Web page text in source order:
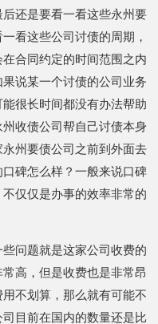
还是要看一看这些永州要
看这些公司讨债的周期，
合同约定的时间范围之内
说某一个讨债的公司业务
很长时间都没有办法帮助
收债公司帮自己讨债本身
州要债公司之前到外面去
碑怎么样？一般来说口碑
仅仅是办事的效率非常的
问题就是这家公司收费的
高，但是收费也是非常昂
不划算，那么就有可能不
目前在国内的数量还是比